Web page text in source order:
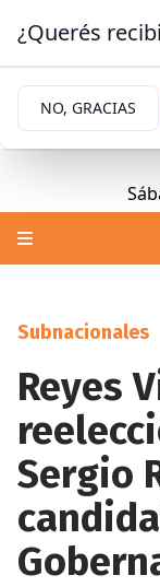
Subnacionales
Reyes
Sergio
¿Querés
NO, GRACIAS